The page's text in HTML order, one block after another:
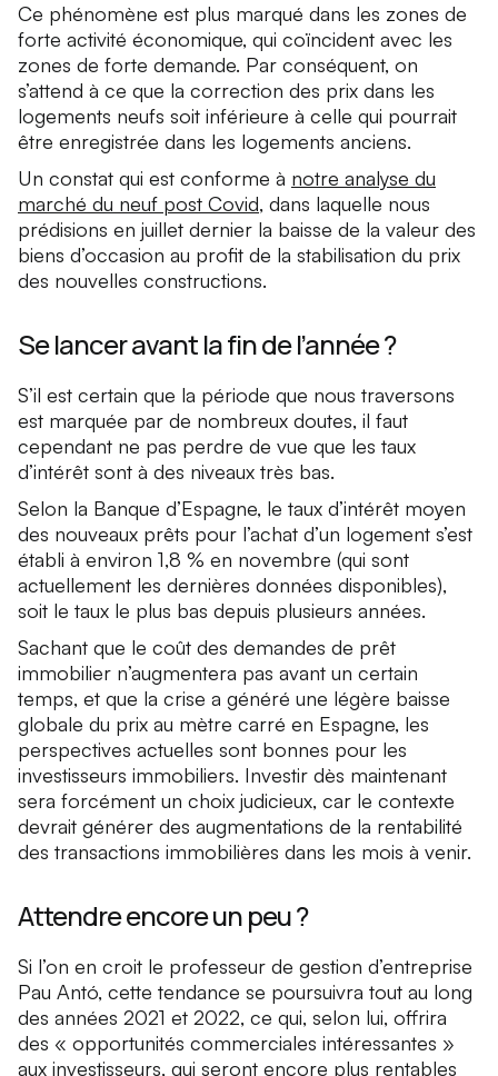
Ce phénomène est plus marqué dans les zones de
forte activité économique, qui coïncident avec les
zones de forte demande. Par conséquent, on
s’attend à ce que la correction des prix dans les
logements neufs soit inférieure à celle qui pourrait
être enregistrée dans les logements anciens.
Un constat qui est conforme à notre analyse du
marché du neuf post Covid, dans laquelle nous
prédisions en juillet dernier la baisse de la valeur des
biens d’occasion au profit de la stabilisation du prix
des nouvelles constructions.
Se lancer avant la fin de l’année ?
S’il est certain que la période que nous traversons
est marquée par de nombreux doutes, il faut
cependant ne pas perdre de vue que les taux
d’intérêt sont à des niveaux très bas.
Selon la Banque d’Espagne, le taux d’intérêt moyen
des nouveaux prêts pour l’achat d’un logement s’est
établi à environ 1,8 % en novembre (qui sont
actuellement les dernières données disponibles),
soit le taux le plus bas depuis plusieurs années.
Sachant que le coût des demandes de prêt
immobilier n’augmentera pas avant un certain
temps, et que la crise a généré une légère baisse
globale du prix au mètre carré en Espagne, les
perspectives actuelles sont bonnes pour les
investisseurs immobiliers. Investir dès maintenant
sera forcément un choix judicieux, car le contexte
devrait générer des augmentations de la rentabilité
des transactions immobilières dans les mois à venir.
Attendre encore un peu ?
Si l’on en croit le professeur de gestion d’entreprise
Pau Antó, cette tendance se poursuivra tout au long
des années 2021 et 2022, ce qui, selon lui, offrira
des « opportunités commerciales intéressantes »
aux investisseurs, qui seront encore plus rentables